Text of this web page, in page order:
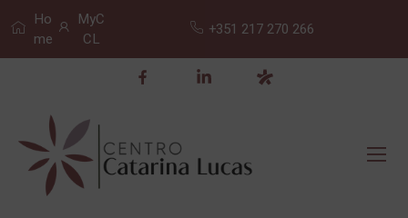
Ho
me
MyC
CL
+351 217 270 266